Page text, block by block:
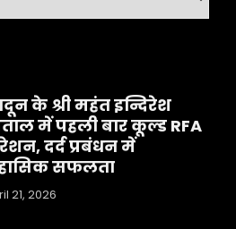
के श्री महंत इन्दिरेश
में पहली बार कूल्ड RFA
दर्द प्रबंधन में
सफलता
21, 2026